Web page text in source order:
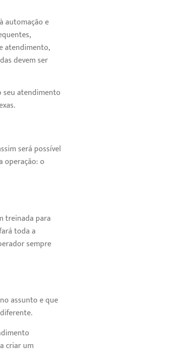
automação e
atendimento,
devem ser
seu atendimento
será possível
operação: o
treinada para
toda a
sempre
assunto e que
criar um